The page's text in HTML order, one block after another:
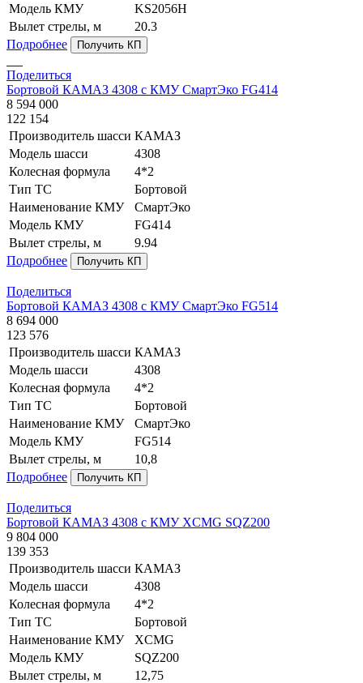
Модель КМУ
KS2056H
Вылет стрелы, м
20.3
Подробнее
Получить КП
Поделиться
Бортовой КАМАЗ 4308 с КМУ СмартЭко FG414
8 594 000
122 154
Производитель шасси КАМАЗ
Модель шасси
4308
Колесная формула
4*2
Тип ТС
Бортовой
Наименование КМУ
СмартЭко
Модель КМУ
FG414
Вылет стрелы, м
9.94
Подробнее
Получить КП
Поделиться
Бортовой КАМАЗ 4308 с КМУ СмартЭко FG514
8 694 000
123 576
Производитель шасси КАМАЗ
Модель шасси
4308
Колесная формула
4*2
Тип ТС
Бортовой
Наименование КМУ
СмартЭко
Модель КМУ
FG514
Вылет стрелы, м
10,8
Подробнее
Получить КП
Поделиться
Бортовой КАМАЗ 4308 с КМУ XCMG SQZ200
9 804 000
139 353
Производитель шасси КАМАЗ
Модель шасси
4308
Колесная формула
4*2
Тип ТС
Бортовой
Наименование КМУ
XCMG
Модель КМУ
SQZ200
Вылет стрелы, м
12,75